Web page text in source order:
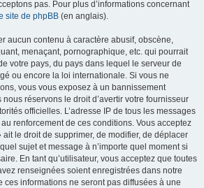
pas. Pour plus d’informations concernant
site de phpBB (en anglais).
aucun contenu à caractère abusif, obscène,
menaçant, pornographique, etc. qui pourrait
votre pays, du pays dans lequel le serveur de
ou encore la loi internationale. Si vous ne
vous vous exposez à un bannissement
réservons le droit d’avertir votre fournisseur
officielles. L’adresse IP de tous les messages
renforcement de ces conditions. Vous acceptez
ait le droit de supprimer, de modifier, de déplacer
sujet et message à n’importe quel moment si
En tant qu’utilisateur, vous acceptez que toutes
renseignées soient enregistrées dans notre
ces informations ne seront pas diffusées à une